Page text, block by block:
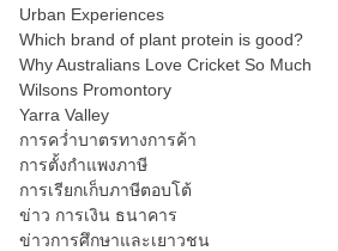
Urban Experiences
Which brand of plant protein is good?
Why Australians Love Cricket So Much
Wilsons Promontory
Yarra Valley
การคว่ำบาตรทางการค้า
การตั้งกำแพงภาษี
การเรียกเก็บภาษีตอบโต้
ข่าว การเงิน ธนาคาร
ข่าวการศึกษาและเยาวชน